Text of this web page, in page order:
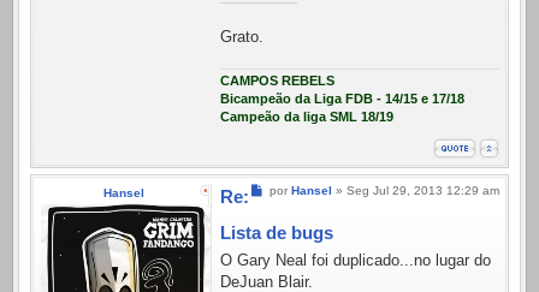
Grato.
CAMPOS REBELS
Bicampeão da Liga FDB - 14/15 e 17/18
Campeão da liga SML 18/19
Hansel Mensagem
por Hansel » Seg Jul 29, 2013 12:29 am
Re:
Lista de bugs
O Gary Neal foi duplicado...no lugar do
DeJuan Blair.